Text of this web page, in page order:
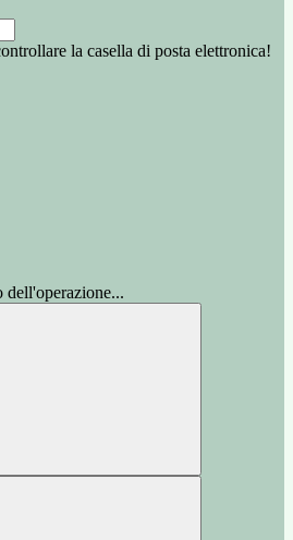
la casella di posta elettronica!
dell'operazione...